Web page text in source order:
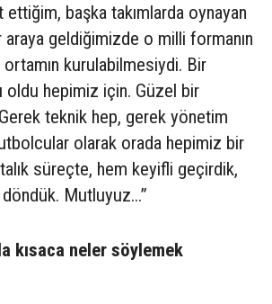
başka takımlarda oynayan
araya geldiğimizde o milli formanın
kurulabilmesiydi. Bir
oldu hepimiz için. Güzel bir
Gerek teknik hep, gerek yönetim
olarak orada hepimiz bir
süreçte, hem keyifli geçirdik,
Mutluyuz...”
kısaca neler söylemek